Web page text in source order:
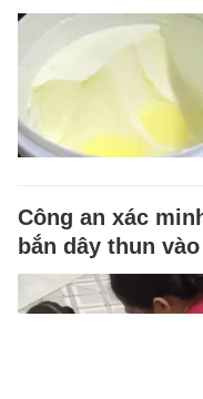
Công an xác
bắn dây thun